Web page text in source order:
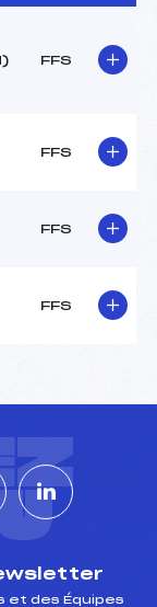
FFS
FFS
FFS
FFS
et des Équipes